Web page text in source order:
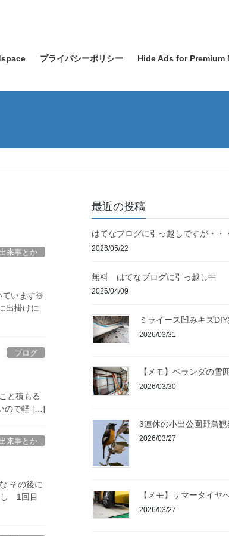
プライバシーポリシー Hide Ads for Premium
来事とか
ています☃️
出掛けに
ブログ
と積もる
ので軽 […]
来事とか
その後に
し 1回目
最近の投稿
はてなブログに引っ越しですが・・
2026/05/22
無料 はてなブログに引っ越し中
2026/04/09
ミライース凹みキズ
2026/03/31
【メモ】ベランダの雪
2026/03/30
3連休の小出公園野鳥観
2026/03/27
【メモ】サマータイヤ
2026/03/27